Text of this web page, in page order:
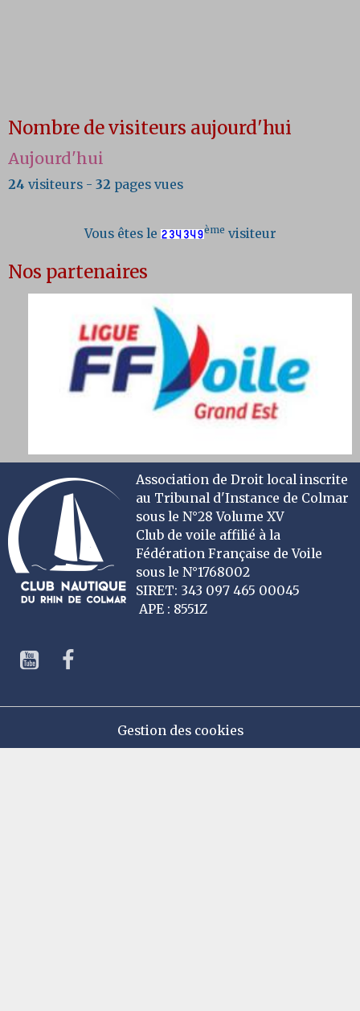
Nombre de visiteurs aujourd'hui
Aujourd'hui
24 visiteurs - 32 pages vues
Vous êtes le ème visiteur
Nos partenaires
Association de Droit local inscrite
au Tribunal d'Instance de Colmar
sous le N°28 Volume XV
Club de voile affilié à la
Fédération Française de Voile
sous le N°1768002
SIRET: 343 097 465 00045
APE : 8551Z
Gestion des cookies